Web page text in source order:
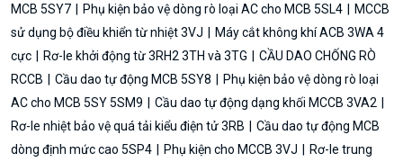
MCB 5SY7
Phụ kiện bảo vệ dòng rò loại AC cho MCB 5SL4
MCCB
sử dụng bộ điều khiển từ nhiệt 3VJ
Máy cắt không khí ACB 3WA 4
cực
Rơ-le khởi động từ 3RH2 3TH và 3TG
CẦU DAO CHỐNG RÒ
RCCB
Cầu dao tự động MCB 5SY8
Phụ kiện bảo vệ dòng rò loại
AC cho MCB 5SY 5SM9
Cầu dao tự động dạng khối MCCB 3VA2
Rơ-le nhiệt bảo vệ quá tải kiểu điện tử 3RB
Cầu dao tự động MCB
dòng định mức cao 5SP4
Phụ kiện cho MCCB 3VJ
Rơ-le trung